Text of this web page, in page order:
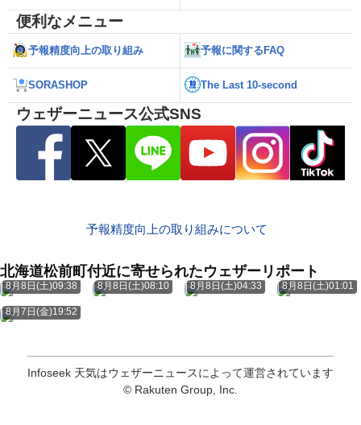
便利なメニュー
予報精度向上の取り組み 予報に関するFAQ
SORASHOP The Last 10-second
ウェザーニュース公式SNS
予報精度向上の取り組みについて
北海道松前町付近に寄せられたウェザーリポート
8月8日(土)09:38 8月8日(土)08:10 8月8日(土)04:33 8月8日(土)01:01
8月7日(金)19:52
Infoseek 天気はウェザーニュースによって運営されています
© Rakuten Group, Inc.